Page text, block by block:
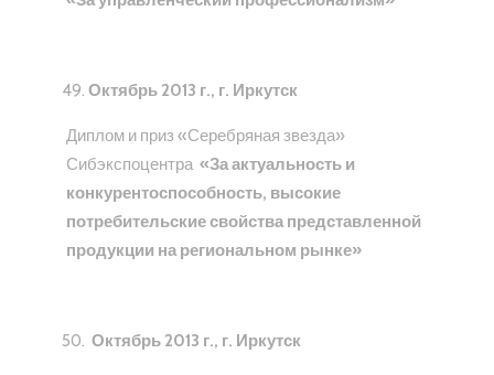
Октябрь 2013 г., г. Иркутск
Диплом и приз «Серебряная звезда»
Сибэкспоцентра «За актуальность и
конкурентоспособность, высокие
потребительские свойства представленной
продукции на региональном рынке»
Октябрь 2013 г., г. Иркутск